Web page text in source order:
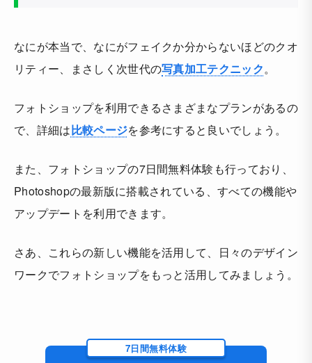
なにが本当で、なにがフェイクか分からないほどのクオ
リティー、まさしく次世代の写真加工テクニック。
フォトショップを利用できるさまざまなプランがあるの
で、詳細は比較ページを参考にすると良いでしょう。
また、フォトショップの7日間無料体験も行っており、
Photoshopの最新版に搭載されている、すべての機能や
アップデートを利用できます。
さあ、これらの新しい機能を活用して、日々のデザイン
ワークでフォトショップをもっと活用してみましょう。
7日間無料体験